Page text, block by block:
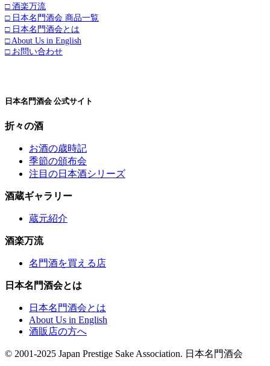
□ 酒楽万流
□ 日本名門酒会 商品一覧
□ 日本名門酒会とは
□ About Us in English
□ お問い合わせ
日本名門酒会 公式サイト
折々の酒
お酒の歳時記
季節の頒布会
注目の日本酒シリーズ
酒蔵ギャラリー
蔵元紹介
酒楽万流
名門酒を買える店
日本名門酒会とは
日本名門酒会とは
About Us in English
酒販店の方へ
© 2001-2025 Japan Prestige Sake Association. 日本名門酒会